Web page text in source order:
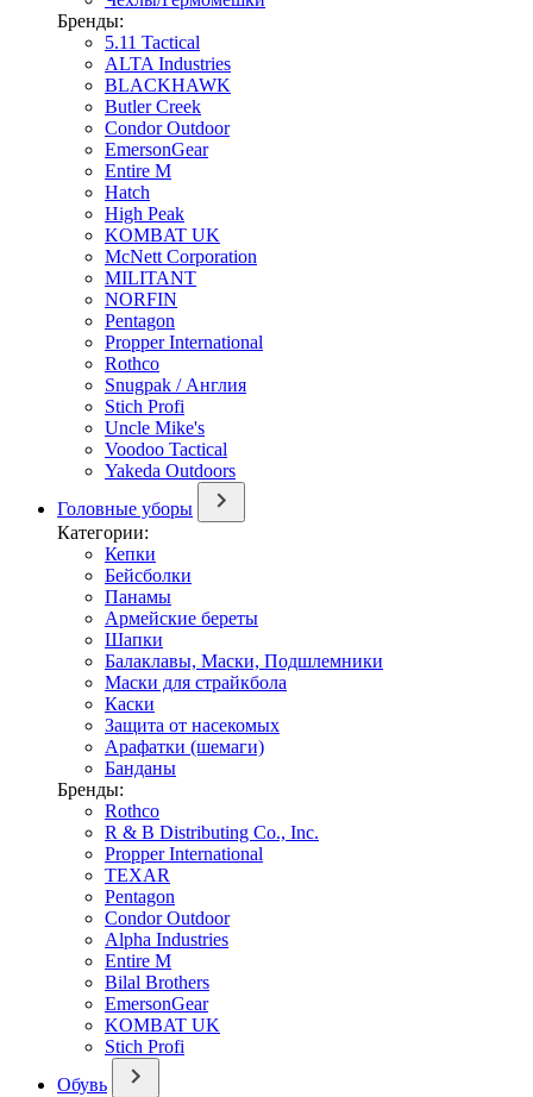
Бренды:
5.11 Tactical
ALTA Industries
BLACKHAWK
Butler Creek
Condor Outdoor
EmersonGear
Entire M
Hatch
High Peak
KOMBAT UK
McNett Corporation
MILITANT
NORFIN
Pentagon
Propper International
Rothco
Snugpak / Англия
Stich Profi
Uncle Mike's
Voodoo Tactical
Yakeda Outdoors
Головные уборы
Категории:
Кепки
Бейсболки
Панамы
Армейские береты
Шапки
Балаклавы, Маски, Подшлемники
Маски для страйкбола
Каски
Защита от насекомых
Арафатки (шемаги)
Банданы
Бренды:
Rothco
R & B Distributing Co., Inc.
Propper International
TEXAR
Pentagon
Condor Outdoor
Alpha Industries
Entire M
Bilal Brothers
EmersonGear
KOMBAT UK
Stich Profi
Обувь